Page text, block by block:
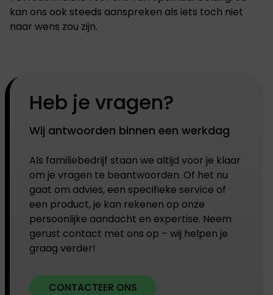
kan ons ook steeds aanspreken als iets toch niet
naar wens zou zijn.
Heb je vragen?
Wij antwoorden binnen een werkdag
Als familiebedrijf staan we altijd voor je klaar
om je vragen te beantwoorden. Of het nu
gaat om advies, een specifieke service of
een product, je kan rekenen op onze
persoonlijke aandacht en expertise. Neem
gerust contact met ons op – wij helpen je
graag verder!
CONTACTEER ONS